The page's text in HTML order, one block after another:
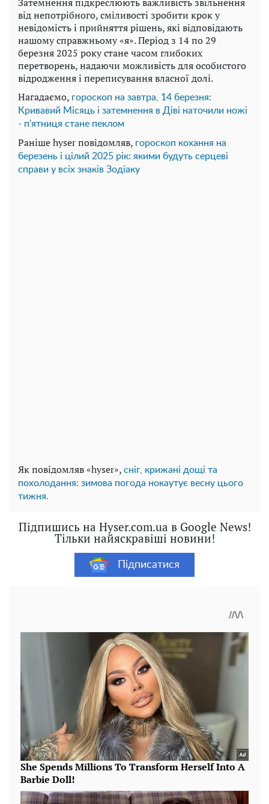
від непотрібного, сміливості зробити крок у
невідомість і прийняття рішень, які відповідають
нашому справжньому «я». Період з 14 по 29
березня 2025 року стане часом глибоких
перетворень, надаючи можливість для особистого
відродження і переписування власної долі.
Нагадаємо, гороскоп на завтра, 14 березня:
Кривавий Місяць і затемнення в Діві наточили ножі
- п'ятниця стане пеклом
Раніше hyser повідомляв, гороскоп кохання на
березень і цілий 2025 рік: якими будуть серцеві
справи у всіх знаків Зодіаку
Як повідомляв «hyser», сніг, крижані дощі та
похолодання: зимова погода нокаутує весну цього
тижня.
Підпишись на Hyser.com.ua в Google News!
Тільки найяскравіші новини!
Підписатися